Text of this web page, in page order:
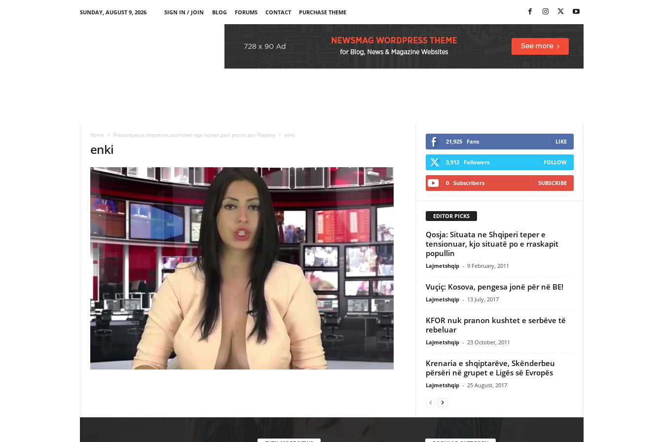
SUNDAY, AUGUST 9, 2026 SIGN IN / JOIN BLOG FORUMS CONTACT PURCHASE THEME
Home Prezantuesja shqiptare pushohet nga lajmet pasi pozon per Playboy enki
enki 21,925 Fans LIKE
3,912 Followers FOLLOW
0 Subscribers SUBSCRIBE
EDITOR PICKS
Qosja: Situata ne Shqiperi teper e
tensionuar, kjo situatë po e rraskapit
popullin
Lajmetshqip - 9 February, 2011
Vuçiç: Kosova, pengesa jonë për në BE!
Lajmetshqip - 13 July, 2017
KFOR nuk pranon kushtet e serbëve të
rebeluar
Lajmetshqip - 23 October, 2011
Krenaria e shqiptarëve, Skënderbeu
përsëri në grupet e Ligës së Evropës
Lajmetshqip - 25 August, 2017